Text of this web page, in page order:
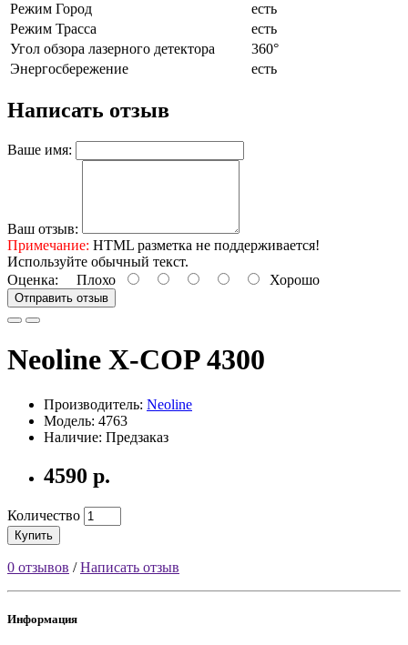
Режим Город
есть
Режим Трасса
есть
Угол обзора лазерного детектора
360°
Энергосбережение
есть
Написать отзыв
Ваше имя:
Ваш отзыв:
Примечание: HTML разметка не поддерживается!
Используйте обычный текст.
Оценка: Плохо Хорошо
Отправить отзыв
Neoline X-COP 4300
Производитель: Neoline
Модель: 4763
Наличие: Предзаказ
4590 р.
Количество
Купить
0 отзывов /Написать отзыв
Информация